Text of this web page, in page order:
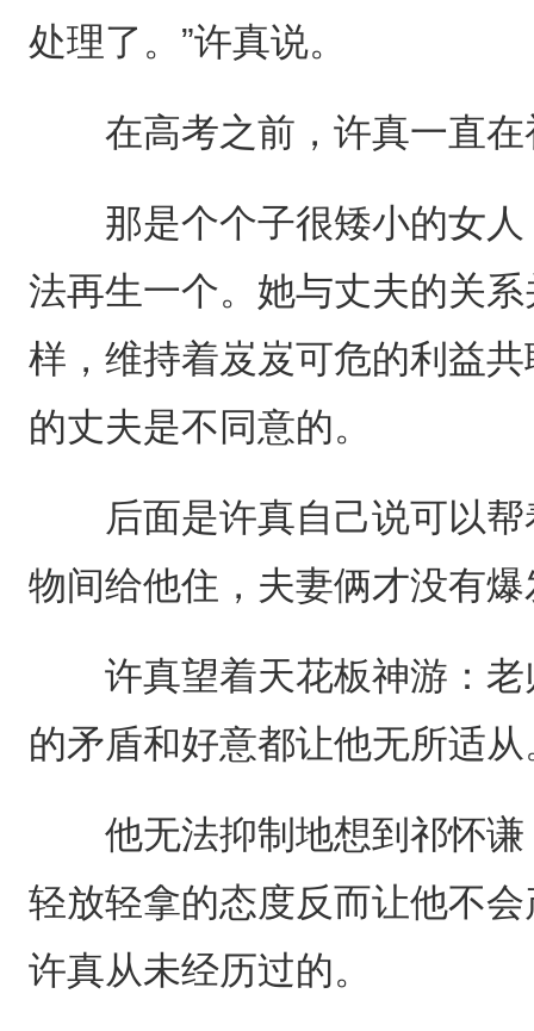
处理了。”许真说。
在高考之前，许真一直在
那是个个子很矮小的女人
法再生一个。她与丈夫的关
样，维持着岌岌可危的利益
的丈夫是不同意的。
后面是许真自己说可以帮
物间给他住，夫妻俩才没有
许真望着天花板神游：老
的矛盾和好意都让他无所适从
他无法抑制地想到祁怀谦
轻放轻拿的态度反而让他不
许真从未经历过的。